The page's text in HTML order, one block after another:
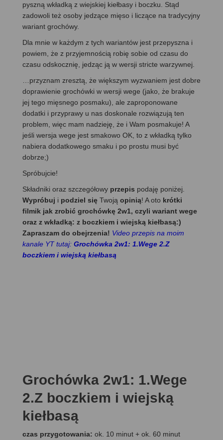
pyszną wkładką z wiejskiej kiełbasy i boczku. Stąd
zadowoli też osoby jedzące mięso i liczące na tradycyjny
wariant grochówy.
Dla mnie w każdym z tych wariantów jest przepyszna i
powiem, że z przyjemnością robię sobie od czasu do
czasu odskocznię, jedząc ją w wersji stricte warzywnej.
…przyznam zresztą, że większym wyzwaniem jest dobre
doprawienie grochówki w wersji wege (jako, że brakuje
jej tego mięsnego posmaku), ale zaproponowane
dodatki i przyprawy u nas doskonale rozwiązują ten
problem, więc mam nadzieję, że i Wam posmakuje! A
jeśli wersja wege jest smakowo OK, to z wkładką tylko
nabiera dodatkowego smaku i po prostu musi być
dobrze;)
Spróbujcie!
Składniki oraz szczegółowy przepis podaję poniżej.
Wypróbuj i podziel się Twoją opinią! A oto krótki
filmik jak zrobić grochówkę 2w1, czyli wariant wege
oraz z wkładką: z boczkiem i wiejską kiełbasą:)
Zapraszam do obejrzenia! Video przepis na moim
kanale YT tutaj: Grochówka 2w1: 1.Wege 2.Z
boczkiem i wiejską kiełbasą
Grochówka 2w1: 1.Wege
2.Z boczkiem i wiejską
kiełbasą
czas przygotowania: ok. 10 minut + ok. 60 minut